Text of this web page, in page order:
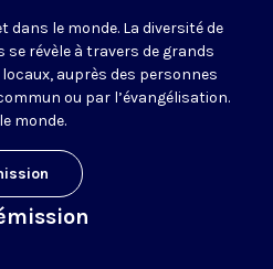
dans le monde. La diversité de
se révèle à travers de grands
auprès des personnes
ou par l’évangélisation.
monde.